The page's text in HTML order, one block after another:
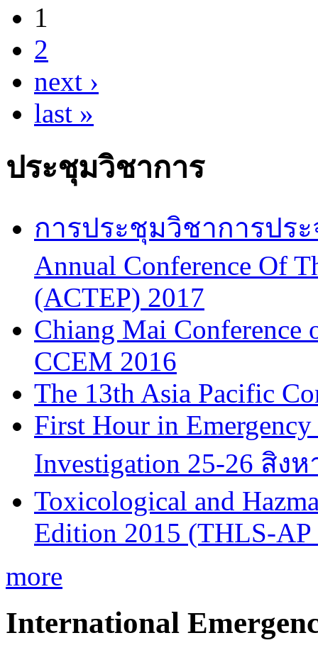
Pages
1
2
next ›
last »
ประชุมวิชาการ
การประชุมวิชาการปร
Annual Conference Of
(ACTEP) 2017
Chiang Mai Conference
CCEM 2016
The 13th Asia Pacific
First Hour in
Investigation 25-26 สิง
Toxicological and
Edition 2015 (THLS-AP
more
International